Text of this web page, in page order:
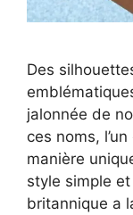
Des
jalonnée de
ces noms,
manière
style simple
britannique a